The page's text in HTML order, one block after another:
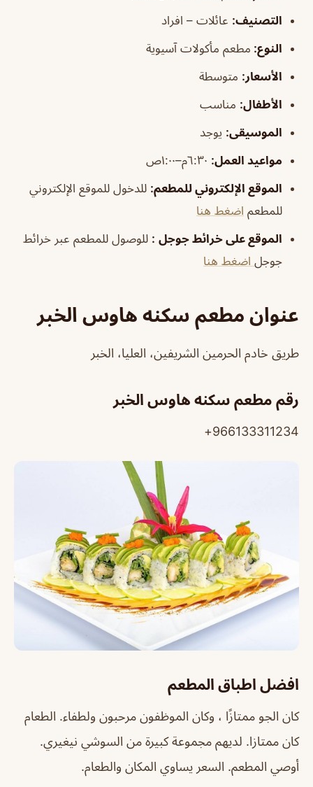
التصنيف: عائلات – افراد
النوع: مطعم مأكولات آسيوية
الأسعار: متوسطة
الأطفال: مناسب
الموسيقى: يوجد
مواعيد العمل:
الموقع الإلكتروني للمطعم: للدخول للموقع الإلكتروني
للمطعم اضغط هنا
الموقع على خرائط جوجل : للوصول للمطعم عبر خرائط
جوجل اضغط هنا
عنوان مطعم سكنه هاوس الخبر
طريق خادم الحرمين الشريفين، العليا، الخبر
رقم مطعم سكنه هاوس الخبر
966133311234+
افضل اطباق المطعم
كان الجو ممتازًا ، وكان الموظفون مرحبون ولطفاء. الطعام
كان ممتازا. لديهم مجموعة كبيرة من السوشي نيغيري.
أوصي المطعم. السعر يساوي المكان والطعام.